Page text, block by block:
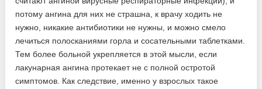
потому ангина для них не страшна, к врачу ходить не
нужно, никакие антибиотики не нужны, и можно смело
лечиться полосканиями горла и сосательными таблетками.
Тем более больной укрепляется в этой мысли, если
лакунарная ангина протекает не с полной остротой
симптомов. Как следствие, именно у взрослых такое